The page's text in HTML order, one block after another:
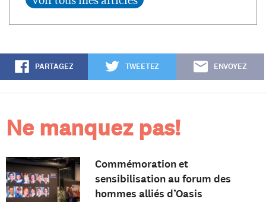
PARTAGEZ TWEETEZ ENVOYEZ
Ne manquez pas!
Commémoration et
sensibilisation au forum des
hommes alliés d’Oasis